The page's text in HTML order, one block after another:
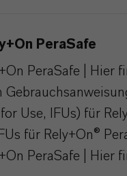
PeraSafe
PeraSafe | Hier
Use, IFUs) für
für Rely+On®
PeraSafe | Hier